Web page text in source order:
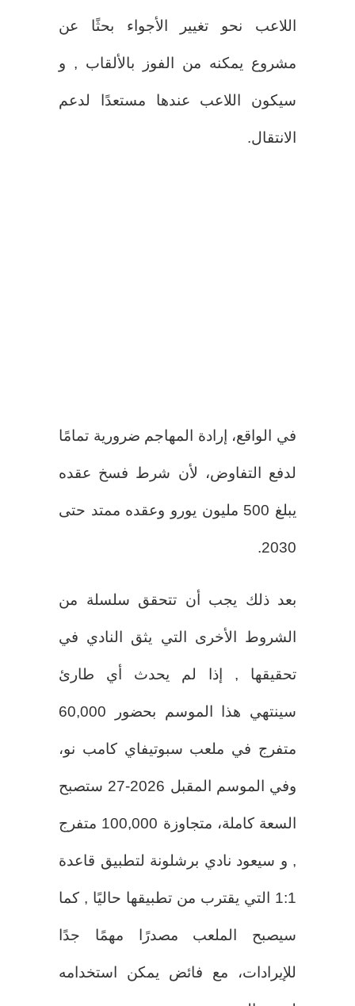
اللاعب نحو تغيير الأجواء بحثًا عن
مشروع يمكنه من الفوز بالألقاب , و
سيكون اللاعب عندها مستعدًا لدعم
الانتقال.
في الواقع، إرادة المهاجم ضرورية تمامًا
لدفع التفاوض، لأن شرط فسخ عقده
يبلغ 500 مليون يورو وعقده ممتد حتى
2030.
بعد ذلك يجب أن تتحقق سلسلة من
الشروط الأخرى التي يثق النادي في
تحقيقها , إذا لم يحدث أي طارئ
سينتهي هذا الموسم بحضور 60,000
متفرج في ملعب سبوتيفاي كامب نو،
وفي الموسم المقبل 2026-27 ستصبح
السعة كاملة، متجاوزة 100,000 متفرج
, و سيعود نادي برشلونة لتطبيق قاعدة
1:1 التي يقترب من تطبيقها حاليًا , كما
سيصبح الملعب مصدرًا مهمًا جدًا
للإيرادات، مع فائض يمكن استخدامه